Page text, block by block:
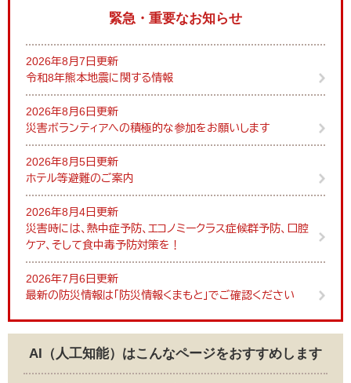
緊急・重要なお知らせ
2026年8月7日更新
令和8年熊本地震に関する情報
2026年8月6日更新
災害ボランティアへの積極的な参加をお願いします
2026年8月5日更新
ホテル等避難のご案内
2026年8月4日更新
災害時には、熱中症予防、エコノミークラス症候群予防、口腔
ケア、そして食中毒予防対策を！
2026年7月6日更新
最新の防災情報は「防災情報くまもと」でご確認ください
AI（人工知能）はこんなページをおすすめします